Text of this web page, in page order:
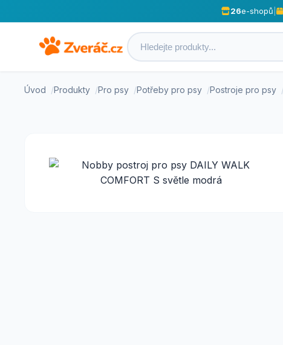
26e-shopů
Úvod Produkty Pro psy Potřeby pro psy Postroje pro psy